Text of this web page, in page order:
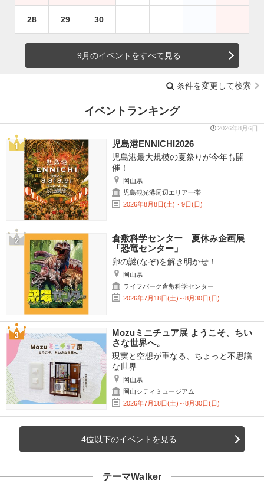
28 29 30
9月のイベントをすべて見る
条件を変更して検索
イベントランキング
2026年8月6日
児島港ENNICHI2026
児島港最大規模の夏祭りが今年も開
催！
岡山県
児島観光港周辺エリア一帯
2026年8月8日(土)・9日(日)
倉敷科学センター 夏休み企画展
「恐竜センター」
卵の謎(なぞ)を解き明かせ！
岡山県
ライフパーク倉敷科学センター
2026年7月18日(土)～8月30日(日)
Mozuミニチュア展 ようこそ、ちい
さな世界へ。
現実と空想が重なる、ちょっと不思議
な世界
岡山県
岡山シティミュージアム
2026年7月18日(土)～8月30日(日)
4位以下のイベントを見る
テーマWalker